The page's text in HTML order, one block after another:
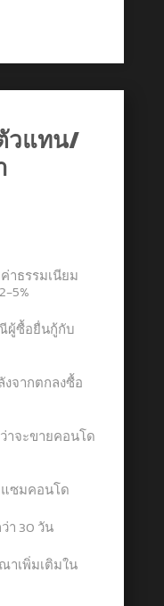
วแทน/
าธรรมเนียม
5%
ผู้ซื้อยื่นกู้กับ
งจากตกลงซื้อ
าจะขายคอนโด
แซมคอนโด
า 30 วัน
าเพิ่มเติมใน